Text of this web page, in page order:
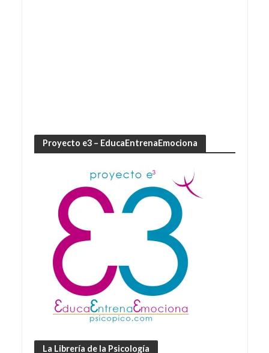
Proyecto e3 – EducaEntrenaEmociona
La Librería de la Psicología